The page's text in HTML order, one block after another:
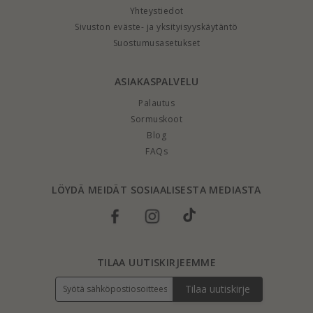
Yhteystiedot
Sivuston eväste- ja yksityisyyskäytäntö
Suostumusasetukset
ASIAKASPALVELU
Palautus
Sormuskoot
Blog
FAQs
LÖYDÄ MEIDÄT SOSIAALISESTA MEDIASTA
TILAA UUTISKIRJEEMME
Tilaa uutiskirje